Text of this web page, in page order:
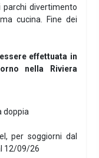
divertimento
cucina. Fine dei
effettuata in
nella Riviera
doppia
per soggiorni dal
12/09/26